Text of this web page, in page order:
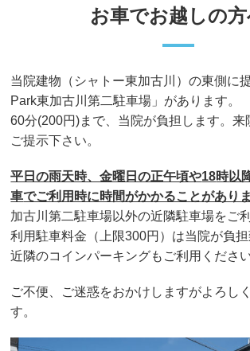
お車でお越しの
当院建物（シャトー東加古川）の東側に
Park東加古川第二駐車場」があります。
60分(200円)まで、当院が負担します。来
ご提示下さい。
平日の雨天時、金曜日の正午頃や18時以
車でご利用時に時間がかかることがありま
加古川第二駐車場以外の近隣駐車場をご
利用駐車料金（上限300円）は当院が負担
近隣のコインパーキングもご利用ください
ご不便、ご迷惑をおかけしますがよろし
す。